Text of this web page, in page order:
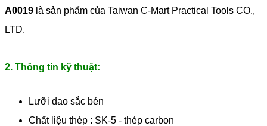
A0019 là sản phẩm của Taiwan C-Mart Practical Tools CO.,
LTD.
2. Thông tin kỹ thuật:
Lưỡi dao sắc bén
Chất liệu thép : SK-5 - thép carbon